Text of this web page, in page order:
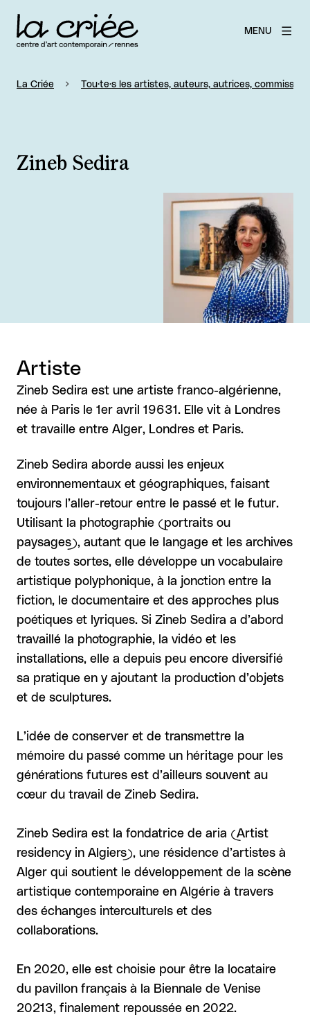
MENU
La Criée Tou·te·s les artistes, auteurs, autrices,
Zineb Sedira
Agrandir
Artiste
Zineb Sedira est une artiste franco-algérienne,
née à Paris le 1er avril 19631. Elle vit à Londres
et travaille entre Alger, Londres et Paris.
Zineb Sedira aborde aussi les enjeux
environnementaux et géographiques, faisant
toujours l’aller-retour entre le passé et le futur.
Utilisant la photographie (portraits ou
paysages), autant que le langage et les archives
de toutes sortes, elle développe un vocabulaire
artistique polyphonique, à la jonction entre la
fiction, le documentaire et des approches plus
poétiques et lyriques. Si Zineb Sedira a d’abord
travaillé la photographie, la vidéo et les
installations, elle a depuis peu encore diversifié
sa pratique en y ajoutant la production d’objets
et de sculptures.
L’idée de conserver et de transmettre la
mémoire du passé comme un héritage pour les
générations futures est d’ailleurs souvent au
cœur du travail de Zineb Sedira.
Zineb Sedira est la fondatrice de aria (Artist
residency in Algiers), une résidence d’artistes à
Alger qui soutient le développement de la scène
artistique contemporaine en Algérie à travers
des échanges interculturels et des
collaborations.
En 2020, elle est choisie pour être la locataire
du pavillon français à la Biennale de Venise
20213, finalement repoussée en 2022.